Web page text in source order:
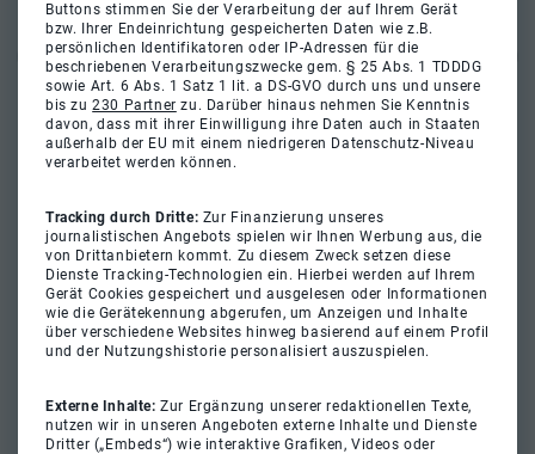
Buttons stimmen Sie der Verarbeitung der auf Ihrem Gerät
bzw. Ihrer Endeinrichtung gespeicherten Daten wie z.B.
persönlichen Identifikatoren oder IP-Adressen für die
beschriebenen Verarbeitungszwecke gem. § 25 Abs. 1 TDDDG
sowie Art. 6 Abs. 1 Satz 1 lit. a DS-GVO durch uns und unsere
bis zu230 Partner zu. Darüber hinaus nehmen Sie Kenntnis
davon, dass mit ihrer Einwilligung ihre Daten auch in Staaten
außerhalb der EU mit einem niedrigeren Datenschutz-Niveau
verarbeitet werden können.
Tracking durch Dritte: Zur Finanzierung unseres
journalistischen Angebots spielen wir Ihnen Werbung aus, die
von Drittanbietern kommt. Zu diesem Zweck setzen diese
Dienste Tracking-Technologien ein. Hierbei werden auf Ihrem
Gerät Cookies gespeichert und ausgelesen oder Informationen
wie die Gerätekennung abgerufen, um Anzeigen und Inhalte
über verschiedene Websites hinweg basierend auf einem Profil
und der Nutzungshistorie personalisiert auszuspielen.
Externe Inhalte:Zur Ergänzung unserer redaktionellen Texte,
nutzen wir in unseren Angeboten externe Inhalte und Dienste
Dritter („Embeds“) wie interaktive Grafiken, Videos oder